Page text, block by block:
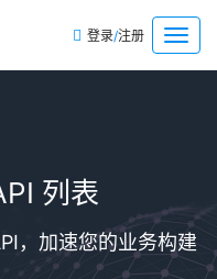
菜
单
登录/注册
列表
，加速您的业务构建